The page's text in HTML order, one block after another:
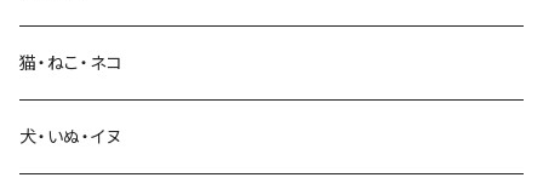
生活・暮らし
猫・ねこ・ネコ
犬・いぬ・イヌ